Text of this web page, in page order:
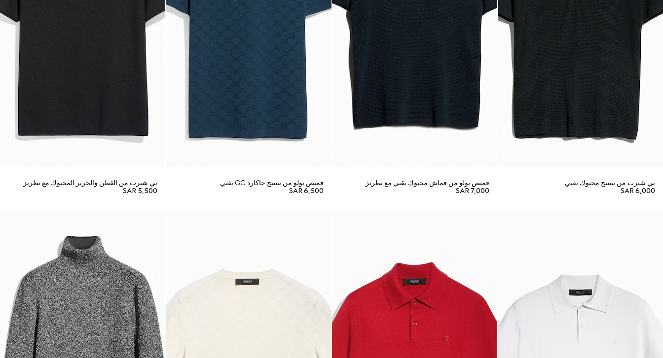
تي شيرت من نسيج محبوك تقني
SAR 6,000
قميص بولو من قماش محبوك تقني مع تطريز
SAR 7,000
قميص بولو من نسيج جاكارد GG تقني
SAR 6,500
تي شيرت من القطن والحرير المحبوك مع تطريز
SAR 5,500